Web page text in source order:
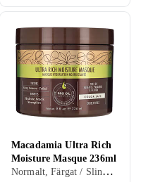
Macadamia Ultra Rich
Moisture Masque 236ml
Normalt, Färgat / Slingat, Tunt/Fint, Ljust / Blonderat, Blandat, Grått / Vitt, Lockigt / Permanentat, Frissigt, Tjockt / Grovt, Fett hår, Skadat / Torrt hår, Mer volym, Glansgivande, Återfuktande / Mjukgörande, Stärkande, Reparerande, Närande, 236 ml/g